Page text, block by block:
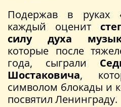
Подержав в руках
каждый оценит
силу духа
которые после
года, сыграли
Шостаковича,
символом блокады и
посвятил Ленинграду.